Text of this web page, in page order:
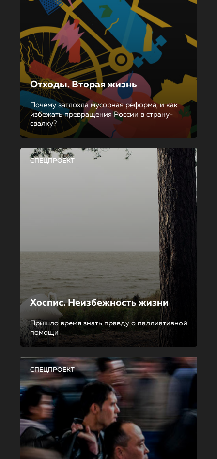
Отходы. Вторая жизнь
Почему заглохла мусорная реформа, и как
избежать превращения России в страну-
свалку?
СПЕЦПРОЕКТ
Хоспис. Неизбежность жизни
Пришло время знать правду о паллиативной
помощи
СПЕЦПРОЕКТ